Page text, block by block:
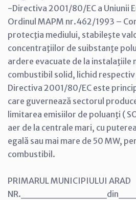
-Directiva 2001/80/EC a Uniunii
Ordinul MAPM nr.462/1993 –
protecţia mediului, stabileşte
concentraţiilor de suibstanţe
ardere evacuate de la instalaţiile
combustibil solid, lichid respectiv
Directiva 2001/80/EC este
care guvernează sectorul
limitarea emisiilor de poluanţi (
aer de la centrale mari, cu
egală sau mai mare de 50 MW,
combustibil.
PRIMARUL MUNICIPIULUI ARAD